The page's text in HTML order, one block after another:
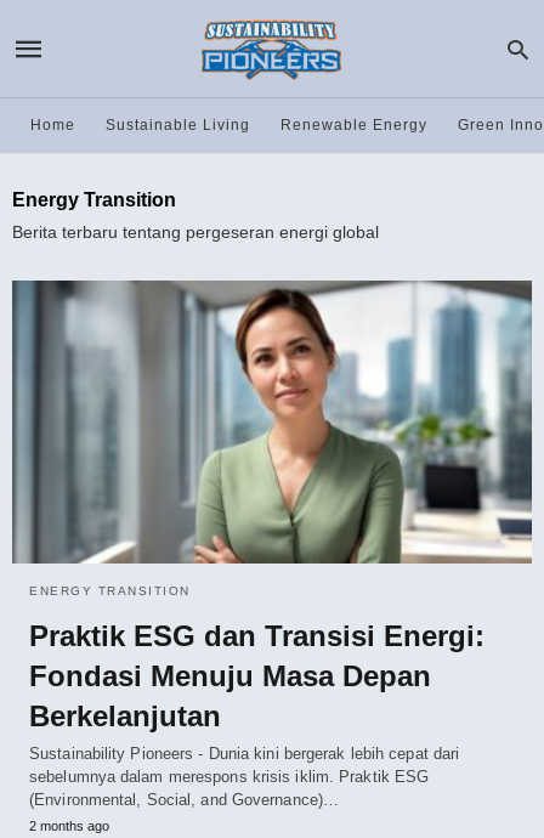
Home Sustainable Living Renewable Energy Green
Energy Transition
Berita terbaru tentang pergeseran energi global
ENERGY TRANSITION
Praktik ESG dan Transisi Energi:
Fondasi Menuju Masa Depan
Berkelanjutan
Sustainability Pioneers - Dunia kini bergerak lebih cepat dari
sebelumnya dalam merespons krisis iklim. Praktik ESG
(Environmental, Social, and Governance)…
2 months ago